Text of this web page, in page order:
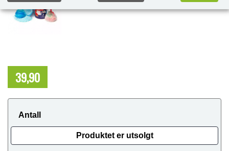
39,90
Antall
Produktet er utsolgt